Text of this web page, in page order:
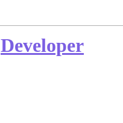
Developer